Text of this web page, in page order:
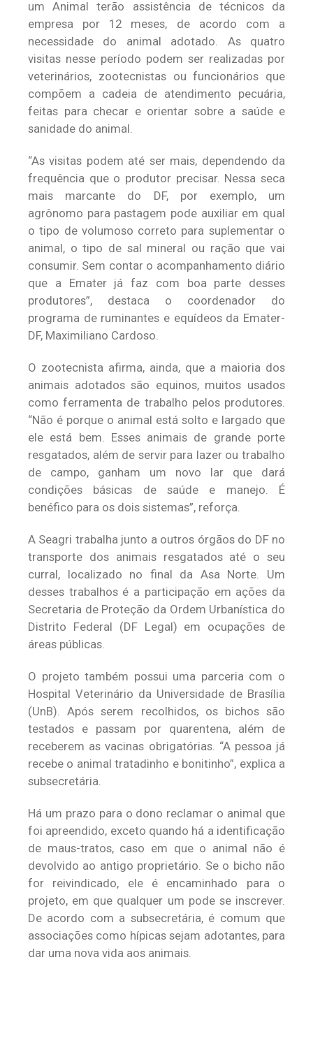
um Animal terão assistência de técnicos da
empresa por 12 meses, de acordo com a
necessidade do animal adotado. As quatro
visitas nesse período podem ser realizadas por
veterinários, zootecnistas ou funcionários que
compõem a cadeia de atendimento pecuária,
feitas para checar e orientar sobre a saúde e
sanidade do animal.
“As visitas podem até ser mais, dependendo da
frequência que o produtor precisar. Nessa seca
mais marcante do DF, por exemplo, um
agrônomo para pastagem pode auxiliar em qual
o tipo de volumoso correto para suplementar o
animal, o tipo de sal mineral ou ração que vai
consumir. Sem contar o acompanhamento diário
que a Emater já faz com boa parte desses
produtores”, destaca o coordenador do
programa de ruminantes e equídeos da Emater-
DF, Maximiliano Cardoso.
O zootecnista afirma, ainda, que a maioria dos
animais adotados são equinos, muitos usados
como ferramenta de trabalho pelos produtores.
“Não é porque o animal está solto e largado que
ele está bem. Esses animais de grande porte
resgatados, além de servir para lazer ou trabalho
de campo, ganham um novo lar que dará
condições básicas de saúde e manejo. É
benéfico para os dois sistemas”, reforça.
A Seagri trabalha junto a outros órgãos do DF no
transporte dos animais resgatados até o seu
curral, localizado no final da Asa Norte. Um
desses trabalhos é a participação em ações da
Secretaria de Proteção da Ordem Urbanística do
Distrito Federal (DF Legal) em ocupações de
áreas públicas.
O projeto também possui uma parceria com o
Hospital Veterinário da Universidade de Brasília
(UnB). Após serem recolhidos, os bichos são
testados e passam por quarentena, além de
receberem as vacinas obrigatórias. “A pessoa já
recebe o animal tratadinho e bonitinho”, explica a
subsecretária.
Há um prazo para o dono reclamar o animal que
foi apreendido, exceto quando há a identificação
de maus-tratos, caso em que o animal não é
devolvido ao antigo proprietário. Se o bicho não
for reivindicado, ele é encaminhado para o
projeto, em que qualquer um pode se inscrever.
De acordo com a subsecretária, é comum que
associações como hípicas sejam adotantes, para
dar uma nova vida aos animais.